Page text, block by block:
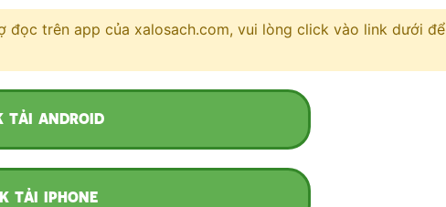
đọc trên app của xalosach.com, vui lòng click vào link dưới để
TẢI ANDROID
TẢI IPHONE